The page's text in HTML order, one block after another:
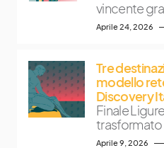
vincente
Aprile 24, 2026
Tre
modello
Discovery
Finale
trasformato
Aprile 9, 2026